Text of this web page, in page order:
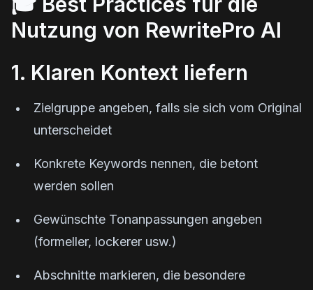
Nutzung von RewritePro AI
1. Klaren Kontext liefern
Zielgruppe angeben, falls sie sich vom Original
unterscheidet
Konkrete Keywords nennen, die betont
werden sollen
Gewünschte Tonanpassungen angeben
(formeller, lockerer usw.)
Abschnitte markieren, die besondere